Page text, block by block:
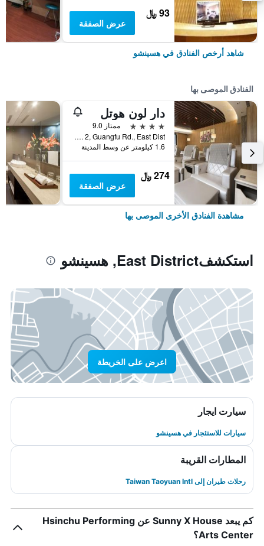
93 ﷼
عرض الصفقة
شاهد أرخص الفنادق في هسينشو
الفنادق الموصى بها
دار لون هوتل
4 نجوم
ممتاز 9.0
No.808, Sec. 2, Guangfu Rd., East Dist., هسينشو, تايوان
1.6 كيلومتر عن وسط المدينة
274 ﷼
عرض الصفقة
مشاهدة الفنادق الأخرى الموصى بها
استكشفEast District, هسينشو
اعرض على الخريطة
سيارت ايجار
سيارات للاستئجار في هسينشو
المطارات القريبة
رحلات طيران إلى Taiwan Taoyuan Intl
كم يبعد Sunny X House عن Hsinchu Performing
Arts Center؟